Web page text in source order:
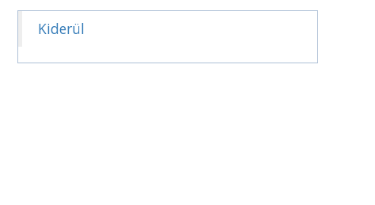
Kiderül